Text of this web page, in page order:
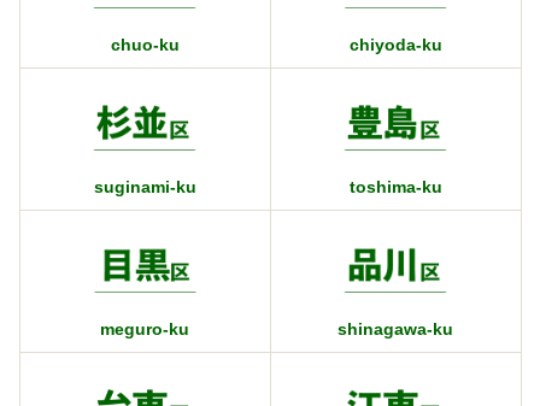
chuo-ku chiyoda-ku
suginami-ku toshima-ku
meguro-ku shinagawa-ku